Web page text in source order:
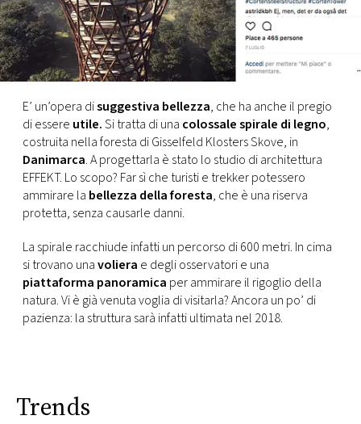
VIDEO
TV
PRINCIPATO
DI
MONACO
RMC
CONSIGLIA
E’ un’opera disuggestiva bellezza, che ha anche il pregio
di essere utile.Si tratta di una colossale spirale di legno,
costruita nella foresta di Gisselfeld Klosters Skove, in
Danimarca. A progettarla è stato lo studio di architettura
EFFEKT. Lo scopo? Far sì che turisti e trekker potessero
ammirare la bellezza della foresta, che è una riserva
protetta, senza causarle danni.
La spirale racchiude infatti un percorso di 600 metri. In cima
si trovano unavoliera e degli osservatori e una
piattaforma panoramica per ammirare il rigoglio della
natura. Vi è già venuta voglia di visitarla? Ancora un po’ di
pazienza: la struttura sarà infatti ultimata nel 2018.
Trends